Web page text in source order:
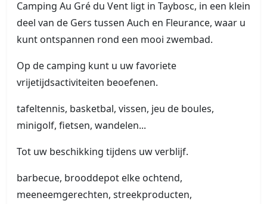
Camping Au Gré du Vent ligt in Taybosc, in een klein
deel van de Gers tussen Auch en Fleurance, waar u
kunt ontspannen rond een mooi zwembad.
Op de camping kunt u uw favoriete
vrijetijdsactiviteiten beoefenen.
tafeltennis, basketbal, vissen, jeu de boules,
minigolf, fietsen, wandelen...
Tot uw beschikking tijdens uw verblijf.
barbecue, brooddepot elke ochtend,
meeneemgerechten, streekproducten,